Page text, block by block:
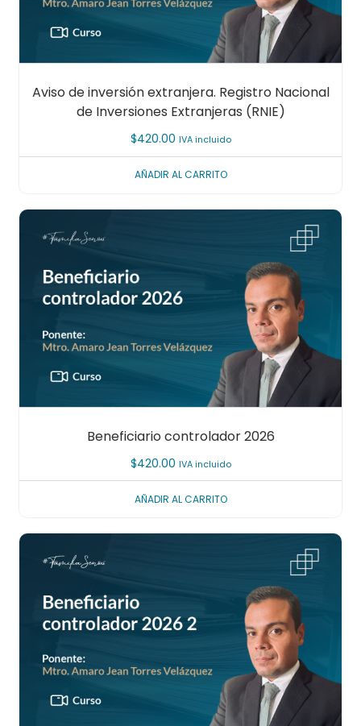
Aviso de inversión extranjera. Registro Nacional
de Inversiones Extranjeras (RNIE)
$420.00 IVA incluido
AÑADIR AL CARRITO
Beneficiario controlador 2026
$420.00 IVA incluido
AÑADIR AL CARRITO